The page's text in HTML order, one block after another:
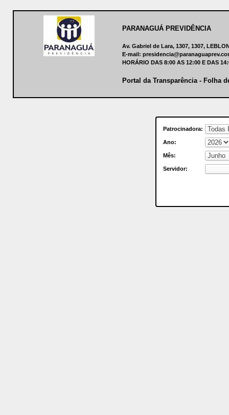
PARANAGUÁ PREVIDÊNCIA
Av. Gabriel de Lara, 1307, 1307,
E-mail:
HORÁRIO DAS 8:00 AS 12:00 E DAS
Portal da Transparência - Folha
Patrocinadora:
Ano:
Mês:
Servidor: